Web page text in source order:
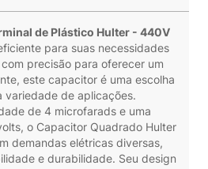
de Plástico Hulter - 440V
para suas necessidades
precisão para oferecer um
este capacitor é uma escolha
variedade de aplicações.
de 4 microfarads e uma
o Capacitor Quadrado Hulter
demandas elétricas diversas,
e durabilidade. Seu design